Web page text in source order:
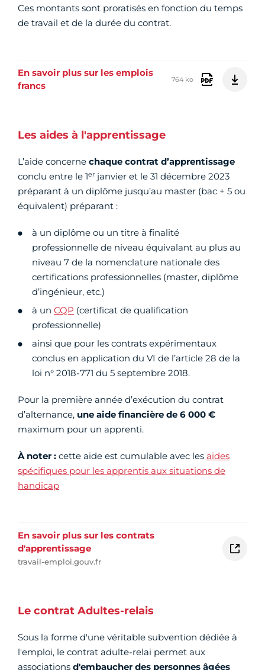
Ces montants sont proratisés en fonction du temps
de travail et de la durée du contrat.
En savoir plus sur les emplois
francs
764 ko
Les aides à l'apprentissage
L’aide concerne chaque contrat d’apprentissage
conclu entre le 1er janvier et le 31 décembre 2023
préparant à un diplôme jusqu’au master (bac + 5 ou
équivalent) préparant :
à un diplôme ou un titre à finalité
professionnelle de niveau équivalant au plus au
niveau 7 de la nomenclature nationale des
certifications professionnelles (master, diplôme
d’ingénieur, etc.)
à un CQP (certificat de qualification
professionnelle)
ainsi que pour les contrats expérimentaux
conclus en application du VI de l’article 28 de la
loi n° 2018-771 du 5 septembre 2018.
Pour la première année d’exécution du contrat
d’alternance, une aide financière de 6 000 €
maximum pour un apprenti.
À noter : cette aide est cumulable avec les aides
spécifiques pour les apprentis aux situations de
handicap
En savoir plus sur les contrats
d'apprentissage
travail-emploi.gouv.fr
Le contrat Adultes-relais
Sous la forme d'une véritable subvention dédiée à
l'emploi, le contrat adulte-relai permet aux
associations d'embaucher des personnes âgées